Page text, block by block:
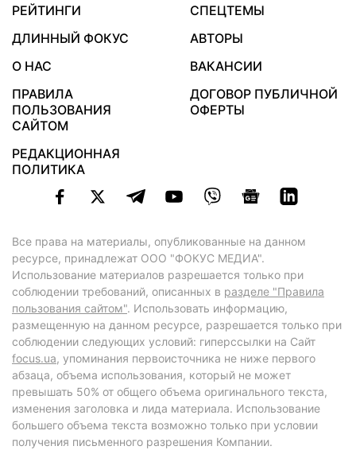
РЕЙТИНГИ
СПЕЦТЕМЫ
ДЛИННЫЙ ФОКУС
АВТОРЫ
О НАС
ВАКАНСИИ
ПРАВИЛА
ПОЛЬЗОВАНИЯ
САЙТОМ
ДОГОВОР ПУБЛИЧНОЙ
ОФЕРТЫ
РЕДАКЦИОННАЯ
ПОЛИТИКА
Все права на материалы, опубликованные на данном
ресурсе, принадлежат ООО "ФОКУС МЕДИА".
Использование материалов разрешается только при
соблюдении требований, описанных в разделе "Правила
пользования сайтом". Использовать информацию,
размещенную на данном ресурсе, разрешается только при
соблюдении следующих условий: гиперссылки на Сайт
focus.ua, упоминания первоисточника не ниже первого
абзаца, объема использования, который не может
превышать 50% от общего объема оригинального текста,
изменения заголовка и лида материала. Использование
большего объема текста возможно только при условии
получения письменного разрешения Компании.